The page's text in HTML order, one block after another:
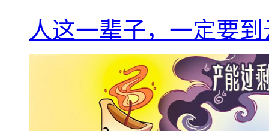
人这一辈子，一定要